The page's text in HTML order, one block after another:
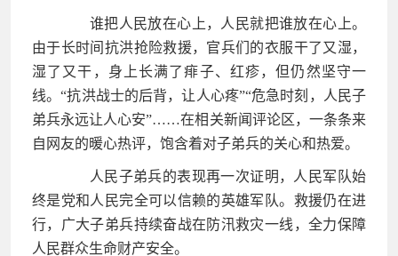
谁把人民放在心上，人民就把谁放在心上。
由于长时间抗洪抢险救援，官兵们的衣服干了又湿，
湿了又干，身上长满了痱子、红疹，但仍然坚守一
线。“抗洪战士的后背，让人心疼”“危急时刻，人民子
弟兵永远让人心安”……在相关新闻评论区，一条条来
自网友的暖心热评，饱含着对子弟兵的关心和热爱。
人民子弟兵的表现再一次证明，人民军队始
终是党和人民完全可以信赖的英雄军队。救援仍在进
行，广大子弟兵持续奋战在防汛救灾一线，全力保障
人民群众生命财产安全。